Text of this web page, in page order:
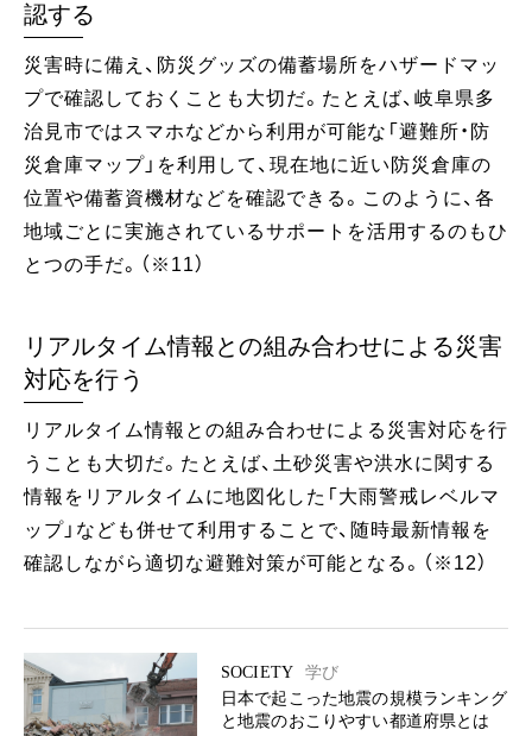
認する
災害時に備え、防災グッズの備蓄場所をハザードマッ
プで確認しておくことも大切だ。たとえば、岐阜県多
治見市ではスマホなどから利用が可能な「避難所・防
災倉庫マップ」を利用して、現在地に近い防災倉庫の
位置や備蓄資機材などを確認できる。このように、各
地域ごとに実施されているサポートを活用するのもひ
とつの手だ。（※11）
リアルタイム情報との組み合わせによる災害
対応を行う
リアルタイム情報との組み合わせによる災害対応を行
うことも大切だ。たとえば、土砂災害や洪水に関する
情報をリアルタイムに地図化した「大雨警戒レベルマ
ップ」なども併せて利用することで、随時最新情報を
確認しながら適切な避難対策が可能となる。（※12）
SOCIETY
学び
日本で起こった地震の規模ランキング
と地震のおこりやすい都道府県とは